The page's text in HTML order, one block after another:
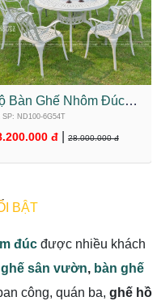
Bàn Ghế Nhôm Đúc
Tròn Màu Trắng 6 Ghế
6G54T
SP: ND100-6G54T
đ 28.000.000 đ
BẬT
đúc được nhiều khách
ghế sân vườn, bàn ghế
công, quán ba, ghế hồ